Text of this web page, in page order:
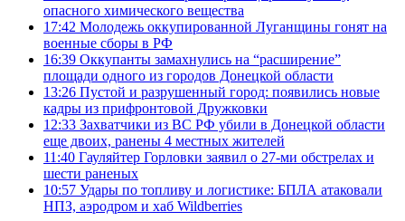
опасного химического вещества
17:42 Молодежь оккупированной Луганщины гонят на
военные сборы в РФ
16:39 Оккупанты замахнулись на “расширение”
площади одного из городов Донецкой области
13:26 Пустой и разрушенный город: появились новые
кадры из прифронтовой Дружковки
12:33 Захватчики из ВС РФ убили в Донецкой области
еще двоих, ранены 4 местных жителей
11:40 Гауляйтер Горловки заявил о 27-ми обстрелах и
шести раненых
10:57 Удары по топливу и логистике: БПЛА атаковали
НПЗ, аэродром и хаб Wildberries